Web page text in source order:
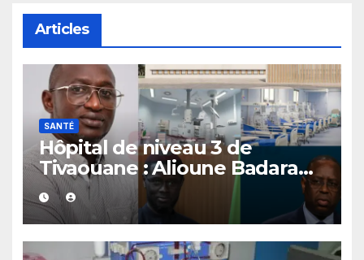
Articles
SANTÉ
Hôpital de niveau 3 de
Tivaouane : Alioune Badara
Coulibaly appelle Diomaye
Faye à reconnaître l’héritage
de Macky Sall